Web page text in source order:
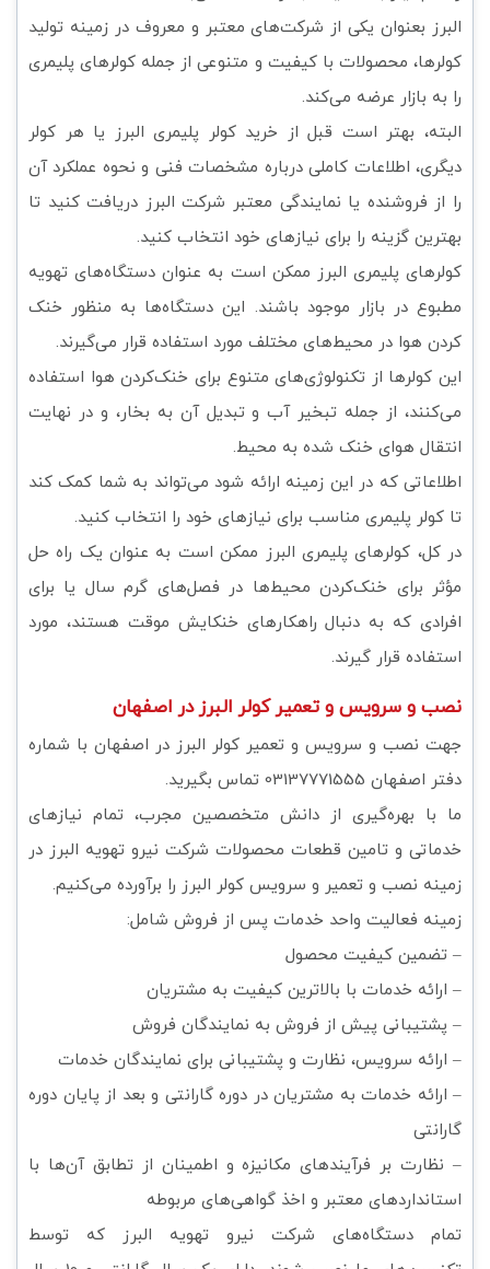
البرز بعنوان یکی از شرکت‌های معتبر و معروف در زمینه تولید
کولرها، محصولات با کیفیت و متنوعی از جمله کولرهای پلیمری
را به بازار عرضه می‌کند.
البته، بهتر است قبل از خرید کولر پلیمری البرز یا هر کولر
دیگری، اطلاعات کاملی درباره مشخصات فنی و نحوه عملکرد آن
را از فروشنده یا نمایندگی معتبر شرکت البرز دریافت کنید تا
بهترین گزینه را برای نیازهای خود انتخاب کنید.
کولرهای پلیمری البرز ممکن است به عنوان دستگاه‌های تهویه
مطبوع در بازار موجود باشند. این دستگاه‌ها به منظور خنک
کردن هوا در محیط‌های مختلف مورد استفاده قرار می‌گیرند.
این کولرها از تکنولوژی‌های متنوع برای خنک‌کردن هوا استفاده
می‌کنند، از جمله تبخیر آب و تبدیل آن به بخار، و در نهایت
انتقال هوای خنک شده به محیط.
اطلاعاتی که در این زمینه ارائه شود می‌تواند به شما کمک کند
تا کولر پلیمری مناسب برای نیازهای خود را انتخاب کنید.
در کل، کولرهای پلیمری البرز ممکن است به عنوان یک راه حل
مؤثر برای خنک‌کردن محیط‌ها در فصل‌های گرم سال یا برای
افرادی که به دنبال راهکارهای خنکایش موقت هستند، مورد
استفاده قرار گیرند.
نصب و سرویس و تعمیر کولر البرز در اصفهان
جهت نصب و سرویس و تعمیر کولر البرز در اصفهان با شماره
دفتر اصفهان 03137771555 تماس بگیرید.
ما با بهره‌گیری از دانش متخصصین مجرب، تمام نیازهای
خدماتی و تامین قطعات محصولات شرکت نیرو تهویه البرز در
زمینه نصب و تعمیر و سرویس کولر البرز را برآورده می‌کنیم.
زمینه فعالیت واحد خدمات پس از فروش شامل:
– تضمین کیفیت محصول
– ارائه خدمات با بالاترین کیفیت به مشتریان
– پشتیبانی پیش از فروش به نمایندگان فروش
– ارائه سرویس، نظارت و پشتیبانی برای نمایندگان خدمات
– ارائه خدمات به مشتریان در دوره گارانتی و بعد از پایان دوره
گارانتی
– نظارت بر فرآیندهای مکانیزه و اطمینان از تطابق آن‌ها با
استانداردهای معتبر و اخذ گواهی‌های مربوطه
تمام دستگاه‌های شرکت نیرو تهویه البرز که توسط